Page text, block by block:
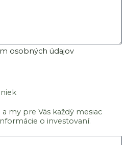
osobných údajov
my pre Vás každý mesiac
o investovaní.